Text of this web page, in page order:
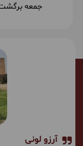
جمعه
آرزو لونی